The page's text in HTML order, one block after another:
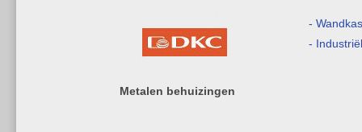
Metalen behuizingen
-
-